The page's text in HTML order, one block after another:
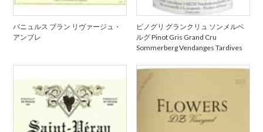
バニュルス ブラン リヴァージュ・
アンブレ
ピノグリ グランクリュ ソンメルベ
ルグ Pinot Gris Grand Cru
Sommerberg Vendanges Tardives